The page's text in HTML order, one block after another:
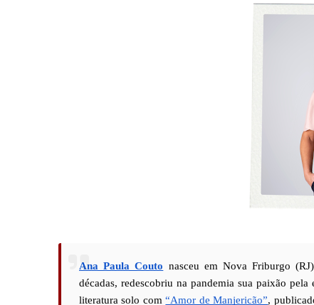
Ana Paula Couto nasceu em Nova Friburgo
décadas, redescobriu na pandemia sua paixão
literatura solo com “Amor de Manjericão”,